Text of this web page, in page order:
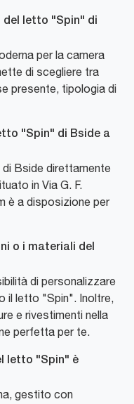
letto "Spin" di
per la camera
di scegliere tra
presente, tipologia di
"Spin" di Bside a
Bside direttamente
in Via G. F.
è a disposizione per
o i materiali del
di personalizzare
il letto "Spin". Inoltre,
e rivestimenti nella
perfetta per te.
letto "Spin" è
gestito con